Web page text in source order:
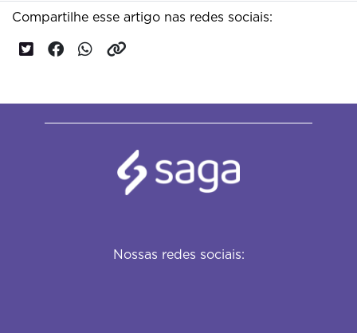
Compartilhe esse artigo nas redes sociais:
Nossas redes sociais: